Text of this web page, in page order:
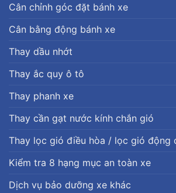
Cân chỉnh góc đặt bánh xe
Cân bằng động bánh xe
Thay dầu nhớt
Thay ắc quy ô tô
Thay phanh xe
Thay cần gạt nước kính chắn gió
Thay lọc gió điều hòa / lọc gió động
Kiểm tra 8 hạng mục an toàn xe
Dịch vụ bảo dưỡng xe khác